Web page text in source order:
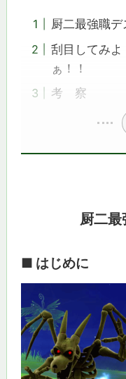
厨二最強職
刮目してみよ
ぁ！！
考 察
厨二最
■ はじめに